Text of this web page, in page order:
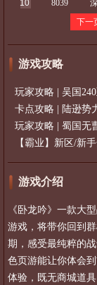
10 8039
下一
游戏攻略
游戏介绍
《卧龙吟》一款大
游戏，将带你回到
期，感受最纯粹的
色页游能让你体会
体验，既无商城道